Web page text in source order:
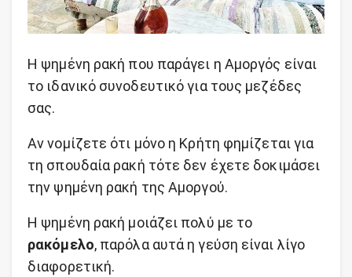
Η ψημένη ρακή που παράγει η Αμοργός είναι
το ιδανικό συνοδευτικό για τους μεζέδες
σας.
Αν νομίζετε ότι μόνο η Κρήτη φημίζεται για
τη σπουδαία ρακή τότε δεν έχετε δοκιμάσει
την ψημένη ρακή της Αμοργού.
Η ψημένη ρακή μοιάζει πολύ με το
ρακόμελο, παρόλα αυτά η γεύση είναι λίγο
διαφορετική.